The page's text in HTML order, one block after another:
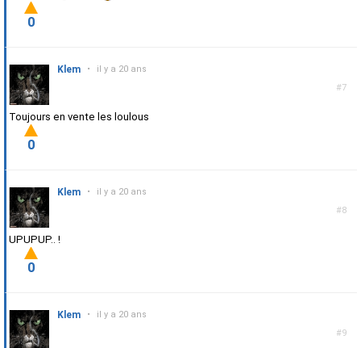
0
#7
Klem • il y a 20 ans
Toujours en vente les loulous
0
#8
Klem • il y a 20 ans
UPUPUP.. !
0
#9
Klem • il y a 20 ans